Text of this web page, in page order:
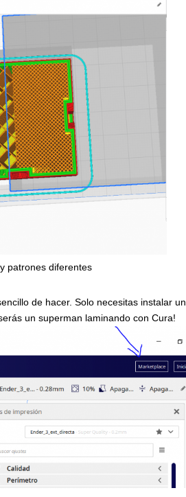
patrones diferentes
de hacer. Solo necesitas instalar un
un superman laminando con Cura!